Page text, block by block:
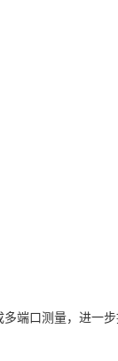
端口测量，进一